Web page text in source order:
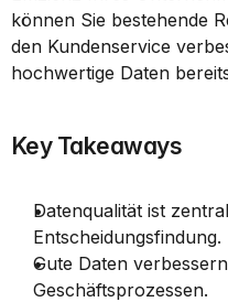
können Sie bestehende
den Kundenservice
hochwertige Daten
Key Takeaways
Datenqualität ist
Entscheidungsfindung.
Gute Daten
Geschäftsprozessen.